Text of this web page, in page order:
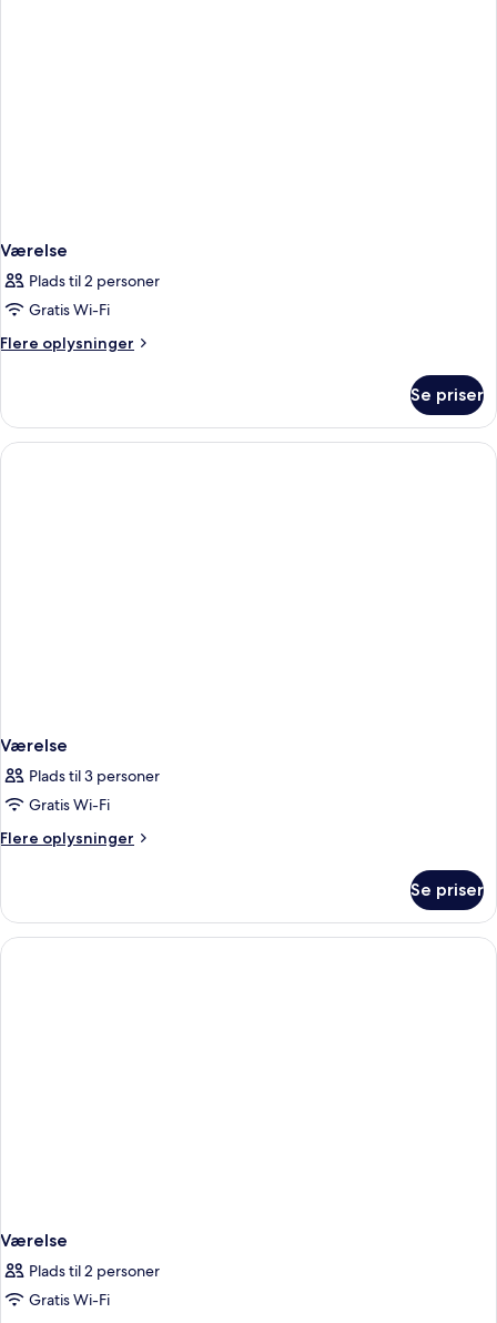
Værelse
Plads til 2 personer
Gratis Wi-Fi
Flere oplysninger
Flere
Se priser
Værelse
Plads til 3 personer
Gratis Wi-Fi
Flere oplysninger
Flere
Se priser
Værelse
Plads til 2 personer
Gratis Wi-Fi